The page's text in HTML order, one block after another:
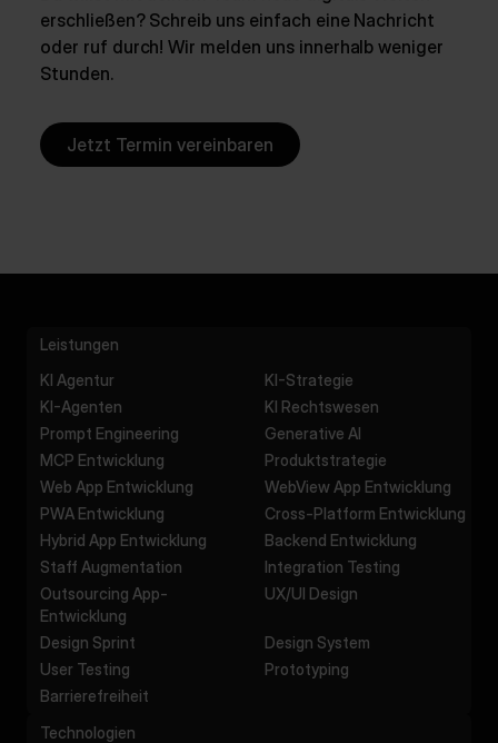
erschließen? Schreib uns einfach eine Nachricht
oder ruf durch! Wir melden uns innerhalb weniger
Stunden.
Jetzt Termin vereinbaren
Leistungen
KI Agentur
KI-Strategie
KI-Agenten
KI Rechtswesen
Prompt Engineering
Generative AI
MCP Entwicklung
Produktstrategie
Web App Entwicklung
WebView App Entwicklung
PWA Entwicklung
Cross-Platform Entwicklung
Hybrid App Entwicklung
Backend Entwicklung
Staff Augmentation
Integration Testing
Outsourcing App-
Entwicklung
UX/UI Design
Design Sprint
Design System
User Testing
Prototyping
Barrierefreiheit
Technologien